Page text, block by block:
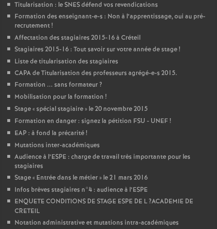
Titularisation : leSNESdéfend vos revendications
Formation des enseignant-e-s : Non à l’apprentissage, oui au pré-
recrutement!
Affectation des stagiaires 2015-16 à Créteil
Stagiaires 2015-16 : Tout savoir sur votre année de stage!
Liste de titularisation des stagiaires
CAPAde Titularisation des professeurs agrégé-e-s 2015.
Formation ... sans formateur?
Mobilisation pour la formation !
Stage «spécial stagiaire» le 20 novembre 2015
Formation en danger : signez la pétition FSU - UNEF!
EAP : à fond la précarité!
Mutations inter-académiques
Audience à l’ESPE : charge de travail très importante pour les
stagiaires
Stage « Entrée dans le métier» le 21 mars 2016
Infos brèves stagiaires n°4 : audience à l’ESPE
ENQUETE CONDITIONS DE STAGE ESPE DE L?ACADEMIE DE
CRETEIL
Notation administrative et mutations intra-académiques